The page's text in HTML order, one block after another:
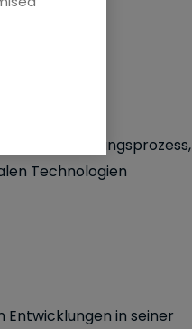
Veränderungsprozess,
Technologien
in seiner